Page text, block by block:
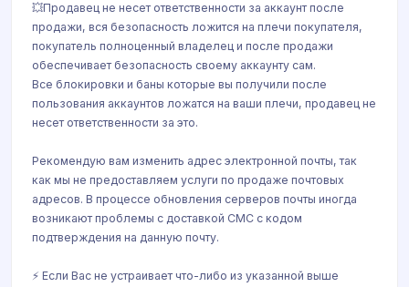
💥Продавец не несет ответственности за аккаунт после
продажи, вся безопасность ложится на плечи покупателя,
покупатель полноценный владелец и после продажи
обеспечивает безопасность своему аккаунту сам.
Все блокировки и баны которые вы получили после
пользования аккаунтов ложатся на ваши плечи, продавец не
несет ответственности за это.
Рекомендую вам изменить адрес электронной почты, так
как мы не предоставляем услуги по продаже почтовых
адресов. В процессе обновления серверов почты иногда
возникают проблемы с доставкой СМС с кодом
подтверждения на данную почту.
⚡ Если Вас не устраивает что-либо из указанной выше